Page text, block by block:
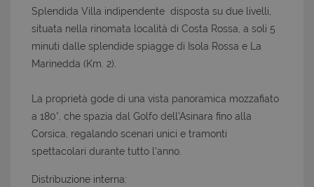
Splendida Villa indipendente disposta su due livelli,
situata nella rinomata località di Costa Rossa, a soli 5
minuti dalle splendide spiagge di Isola Rossa e La
Marinedda (Km. 2).
La proprietà gode di una vista panoramica mozzafiato
a 180°, che spazia dal Golfo dell'Asinara fino alla
Corsica, regalando scenari unici e tramonti
spettacolari durante tutto l'anno.
Distribuzione interna: